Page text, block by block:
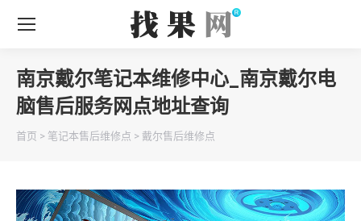
南京戴尔笔记本维修中心_南京戴尔电
脑售后服务网点地址查询
你在这里：
首页 > 笔记本售后维修点 > 戴尔售后维修点